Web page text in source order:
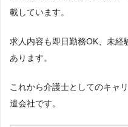
載しています。
求人内容も即日勤務OK、未経
あります。
これから介護士としてのキャ
遣会社です。